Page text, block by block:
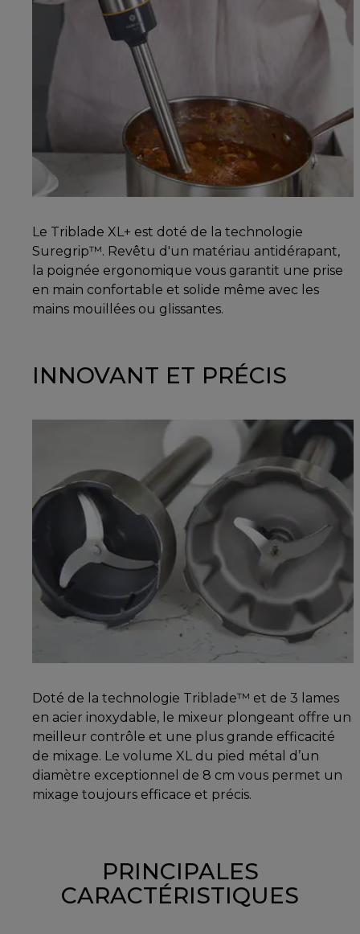
Le Triblade XL+ est doté de la technologie
Suregrip™. Revêtu d'un matériau antidérapant,
la poignée ergonomique vous garantit une prise
en main confortable et solide même avec les
mains mouillées ou glissantes.
INNOVANT ET PRÉCIS
Doté de la technologie Triblade™ et de 3 lames
en acier inoxydable, le mixeur plongeant offre un
meilleur contrôle et une plus grande efficacité
de mixage. Le volume XL du pied métal d’un
diamètre exceptionnel de 8 cm vous permet un
mixage toujours efficace et précis.
PRINCIPALES
CARACTÉRISTIQUES